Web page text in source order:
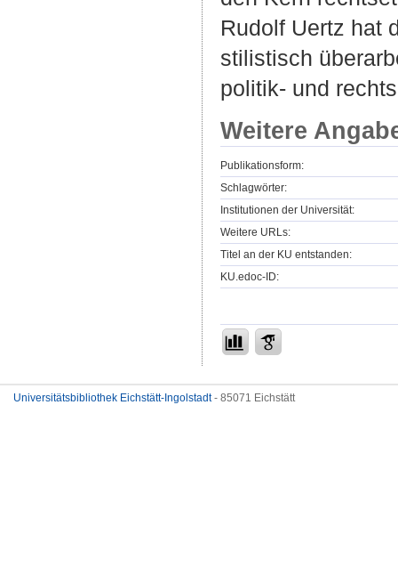
Rudolf Uertz hat
stilistisch
politik- und
Weitere
Publikationsform:
Schlagwörter:
Institutionen der Universität:
Weitere URLs:
Titel an der KU entstanden:
KU.edoc-ID:
Universitätsbibliothek Eichstätt-Ingolstadt- 85071 Eichstätt